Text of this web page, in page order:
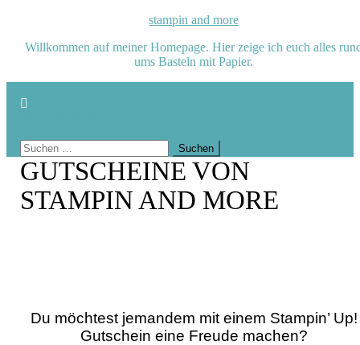
content
stampin and more
Willkommen auf meiner Homepage. Hier zeige ich euch alles
ums Basteln mit Papier.
Suchen
nach:
GUTSCHEINE VON
STAMPIN AND MORE
Du möchtest jemandem mit einem Stampin’ Up!
Gutschein eine Freude machen?